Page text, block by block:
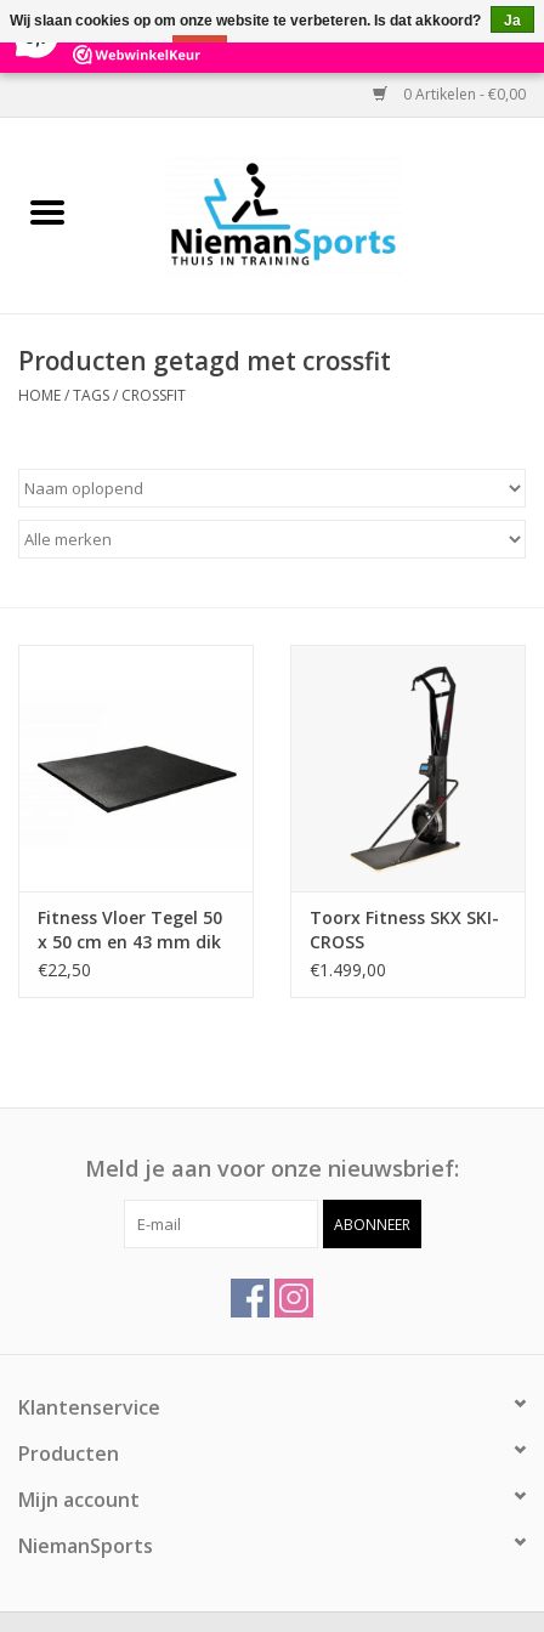
303 Reviews ×
0 Artikelen - €0,00
Home
Kracht
Producten getagd met crossfit
HOME/TAGS/ CROSSFIT
Fitness Vloer Tegel 50
x 50 cm en 43 mm dik
€22,50
Toorx Fitness SKX SKI-
CROSS
€1.499,00
Meld je aan voor onze nieuwsbrief:
ABONNEER
Klantenservice
Producten
Mijn account
NiemanSports
Wij slaan cookies op om onze website te verbeteren. Is dat akkoord?
Ja
Nee